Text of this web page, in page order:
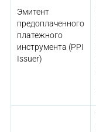
Эмитент
предоплаченного
платежного
инструмента (PPI
Issuer)